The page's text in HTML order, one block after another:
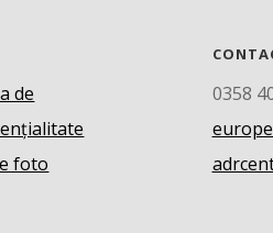
de
foto
0358